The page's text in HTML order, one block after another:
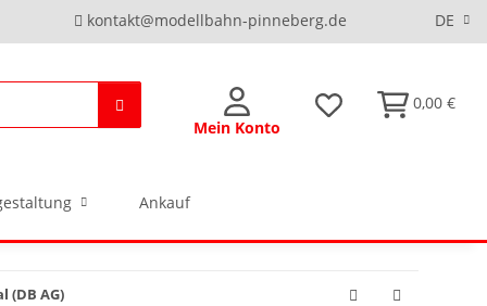
DE
kontakt@modellbahn-pinneberg.de
Mein Konto
0,00 €
Ankauf
(DB AG)